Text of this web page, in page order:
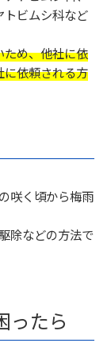
トビムシ科など
ため、他社に依
に依頼される方
咲く頃から梅雨
除などの方法で
ったら